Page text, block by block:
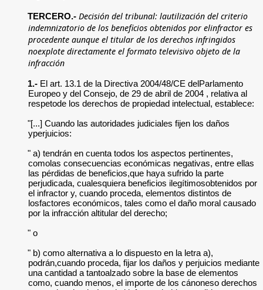
TERCERO.- Decisión del tribunal: lautilización del criterio
indemnizatorio de los beneficios obtenidos por elinfractor es
procedente aunque el titular de los derechos infringidos
noexplote directamente el formato televisivo objeto de la
infracción
1.- El art. 13.1 de la Directiva 2004/48/CE delParlamento
Europeo y del Consejo, de 29 de abril de 2004 , relativa al
respetode los derechos de propiedad intelectual, establece:
"[...] Cuando las autoridades judiciales fijen los daños
yperjuicios:
" a) tendrán en cuenta todos los aspectos pertinentes,
comolas consecuencias económicas negativas, entre ellas
las pérdidas de beneficios,que haya sufrido la parte
perjudicada, cualesquiera beneficios ilegítimosobtenidos por
el infractor y, cuando proceda, elementos distintos de
losfactores económicos, tales como el daño moral causado
por la infracción altitular del derecho;
" o
" b) como alternativa a lo dispuesto en la letra a),
podrán,cuando proceda, fijar los daños y perjuicios mediante
una cantidad a tantoalzado sobre la base de elementos
como, cuando menos, el importe de los cánoneso derechos